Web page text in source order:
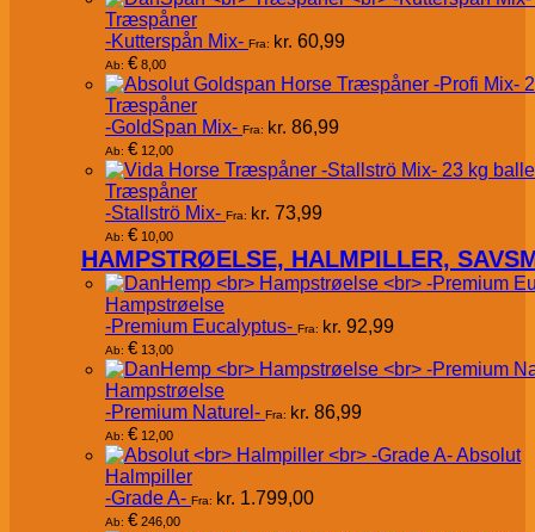
Træspåner
-Kutterspån Mix- Fra: kr. 60,99
Ab: € 8,00
Træspåner
-GoldSpan Mix- Fra: kr. 86,99
Ab: € 12,00
Træspåner
-Stallströ Mix- Fra: kr. 73,99
Ab: € 10,00
HAMPSTRØELSE, HALMPILLER,
Hampstrøelse
-Premium Eucalyptus- Fra: kr. 92,99
Ab: € 13,00
Hampstrøelse
-Premium Naturel- Fra: kr. 86,99
Ab: € 12,00
Absolut
Halmpiller
-Grade A- Fra: kr. 1.799,00
Ab: € 246,00